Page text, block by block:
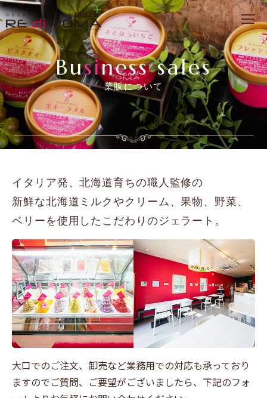
業販について｜大口注文・卸売に関するお問い合わせ
Business sales
業販について
イタリア発、北海道育ちの職人監修の
新鮮な北海道ミルクやクリーム、果物、野菜、
ベリーを使用したこだわりのジェラート。
大口でのご注文、卸売など業務用での対応も承っており
ますのでご質問、ご要望がございましたら、下記のフォ